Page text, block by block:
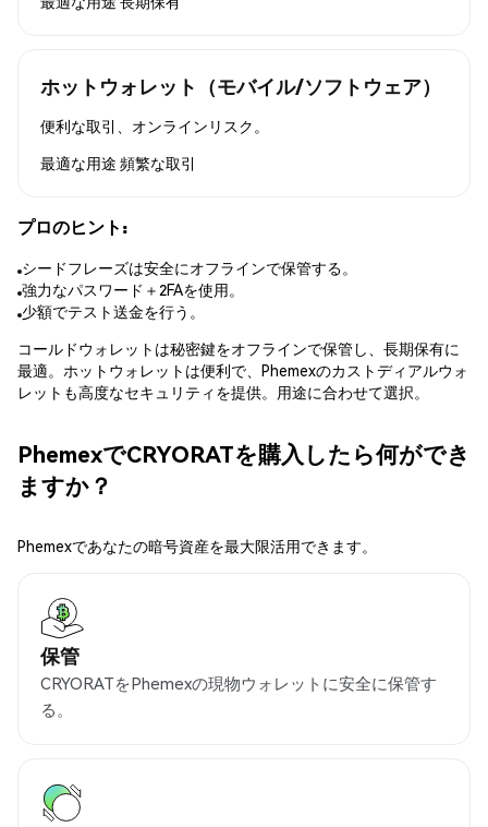
ホットウォレット（モバイル/ソフトウェア）
便利な取引、オンラインリスク。
最適な用途 頻繁な取引
プロのヒント:
シードフレーズは安全にオフラインで保管する。
強力なパスワード＋2FAを使用。
少額でテスト送金を行う。
コールドウォレットは秘密鍵をオフラインで保管し、長期保有に
最適。ホットウォレットは便利で、Phemexのカストディアルウォ
レットも高度なセキュリティを提供。用途に合わせて選択。
PhemexでCRYORATを購入したら何ができ
ますか？
Phemexであなたの暗号資産を最大限活用できます。
保管
CRYORATをPhemexの現物ウォレットに安全に保管す
る。